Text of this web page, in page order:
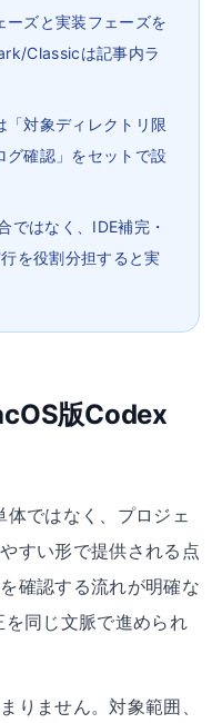
ーズと実装フェーズを
Classicは記事内ラ
「対象ディレクトリ限
グ確認」をセットで設
はなく、IDE補完・
を役割分担すると実
版Codex
ではなく、プロジェ
すい形で提供される点
確認する流れが明確な
同じ文脈で進められ
りません。対象範囲、